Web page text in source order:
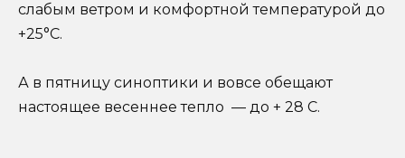
слабым ветром и комфортной температурой до
+25°C.
А в пятницу синоптики и вовсе обещают
настоящее весеннее тепло — до + 28 C.